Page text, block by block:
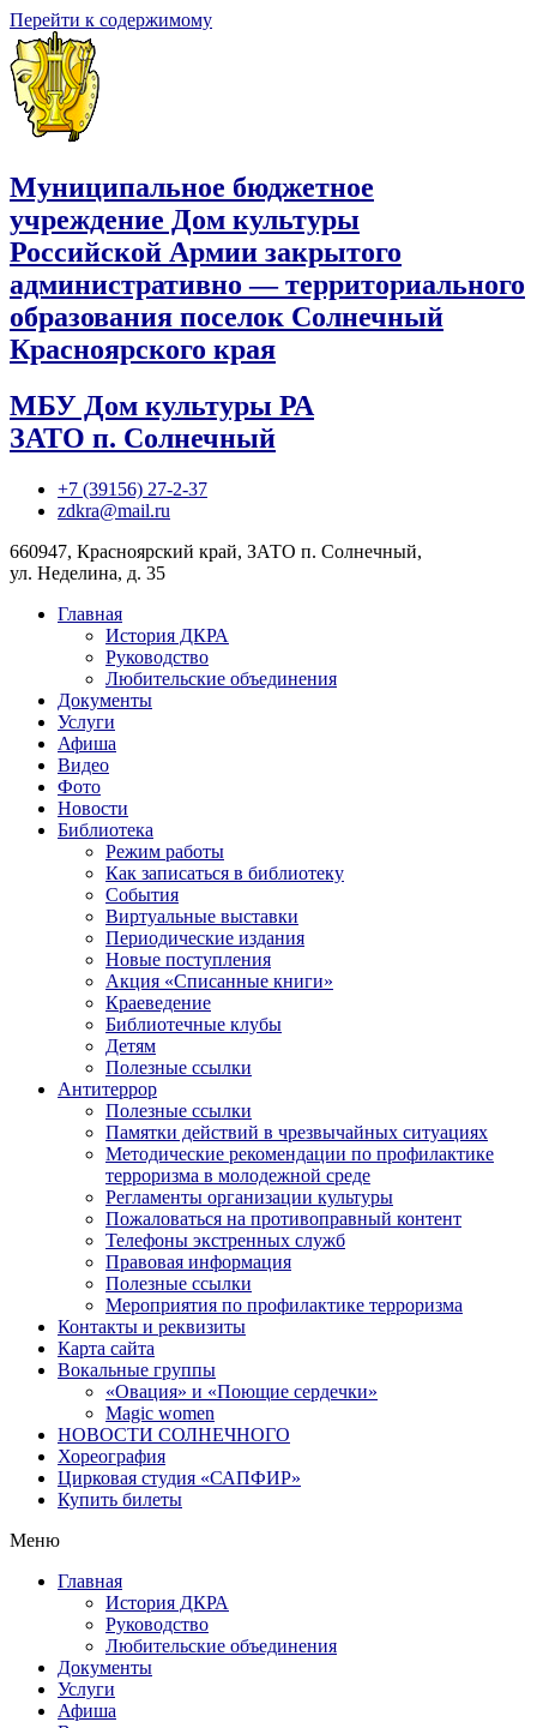
Перейти к содержимому
Муниципальное бюджетное
учреждение Дом культуры
Российской Армии закрытого
административно — территориального
образования поселок Солнечный
Красноярского края
МБУ Дом культуры РА
ЗАТО п. Солнечный
+7 (39156) 27-2-37
zdkra@mail.ru
660947, Красноярский край, ЗАТО п. Солнечный,
ул. Неделина, д. 35
Главная
История ДКРА
Руководство
Любительские объединения
Документы
Услуги
Афиша
Видео
Фото
Новости
Библиотека
Режим работы
Как записаться в библиотеку
События
Виртуальные выставки
Периодические издания
Новые поступления
Акция «Списанные книги»
Краеведение
Библиотечные клубы
Детям
Полезные ссылки
Антитеррор
Полезные ссылки
Памятки действий в чрезвычайных ситуациях
Методические рекомендации по профилактике
терроризма в молодежной среде
Регламенты организации культуры
Пожаловаться на противоправный контент
Телефоны экстренных служб
Правовая информация
Полезные ссылки
Мероприятия по профилактике терроризма
Контакты и реквизиты
Карта сайта
Вокальные группы
«Овация» и «Поющие сердечки»
Magic women
НОВОСТИ СОЛНЕЧНОГО
Хореография
Цирковая студия «САПФИР»
Купить билеты
Меню
Главная
История ДКРА
Руководство
Любительские объединения
Документы
Услуги
Афиша